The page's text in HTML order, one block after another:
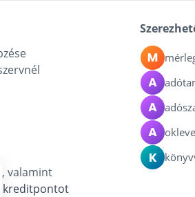
valamint
kreditpontot